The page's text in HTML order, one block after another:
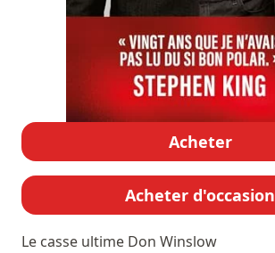
Acheter
Acheter d'occasion
Le casse ultime Don Winslow